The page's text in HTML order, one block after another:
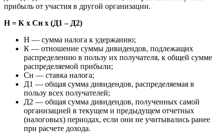
прибыль от участия в другой организации.
Н = К x Сн x (Д1 – Д2)
Н — сумма налога к удержанию;
К — отношение суммы дивидендов, подлежащих
распределению в пользу их получателя, к общей сумме
распределяемой прибыли;
Сн — ставка налога;
Д1 — общая сумма дивидендов, распределяемая в
пользу всех получателей;
Д2 — общая сумма дивидендов, полученных самой
организацией в текущем и предыдущем отчетных
(налоговых) периодах, если они не учитывались ранее
при расчете дохода.